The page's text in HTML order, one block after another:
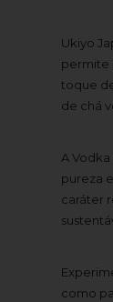
Ukiyo
permite
toque
de chá
A
pureza
caráter
como